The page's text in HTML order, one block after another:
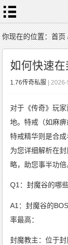
首
页
1.76
传
奇
私
1.76
复
1.76
精
品
传
奇
新
开
1.76
传
奇
标
签
云
你现在的位置：首页
如何快速在
1.76传奇私服 |
对于《传奇》玩
地。特戒（如麻
特戒精华则是合
为您详细解析在
略，助您事半功倍
Q1：封魔谷的哪
A1：封魔谷的
率最高：
封魔教主：位于